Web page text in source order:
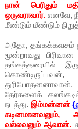
நான் பெரிதும்
ஒருவராவார். எனவே,
மீண்டும் மீண்டும்
அதோ, தங்கக்கவசம்
மூன்றாவது
தங்கத்தரையில்
தேர்களைக்
நடத்து. இம்மன்னன்
கடினமானவனும்,
வல்லவனும் ஆவான்.